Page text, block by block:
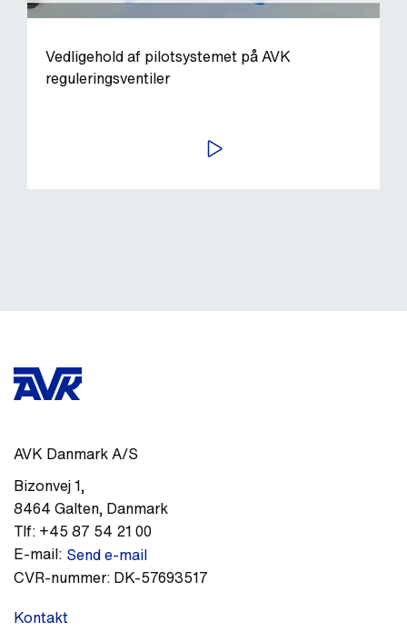
Vedligehold af pilotsystemet på AVK
reguleringsventiler
AFSPIL
AVK Danmark A/S
Bizonvej 1,
8464 Galten, Danmark
Tlf: +45 87 54 21 00
E-mail: Send e-mail
CVR-nummer: DK-57693517
Kontakt